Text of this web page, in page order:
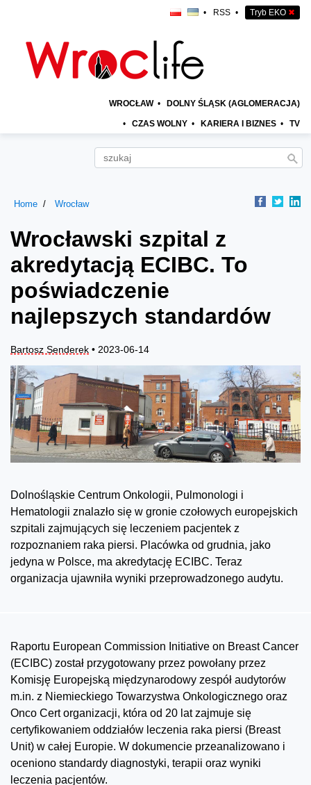
• RSS • Tryb EKO ✖
WROCŁAW • DOLNY ŚLĄSK (AGLOMERACJA)
• CZAS WOLNY • KARIERA I BIZNES • TV
Home Wrocław
Wrocławski szpital z
akredytacją ECIBC. To
poświadczenie
najlepszych standardów
Bartosz Senderek • 2023-06-14
Dolnośląskie Centrum Onkologii, Pulmonologi i
Hematologii znalazło się w gronie czołowych europejskich
szpitali zajmujących się leczeniem pacjentek z
rozpoznaniem raka piersi. Placówka od grudnia, jako
jedyna w Polsce, ma akredytację ECIBC. Teraz
organizacja ujawniła wyniki przeprowadzonego audytu.
Raportu European Commission Initiative on Breast Cancer
(ECIBC) został przygotowany przez powołany przez
Komisję Europejską międzynarodowy zespół audytorów
m.in. z Niemieckiego Towarzystwa Onkologicznego oraz
Onco Cert organizacji, która od 20 lat zajmuje się
certyfikowaniem oddziałów leczenia raka piersi (Breast
Unit) w całej Europie. W dokumencie przeanalizowano i
oceniono standardy diagnostyki, terapii oraz wyniki
leczenia pacjentów.